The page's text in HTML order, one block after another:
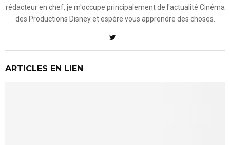
rédacteur en chef, je m'occupe principalement de l'actualité Cinéma
des Productions Disney et espère vous apprendre des choses.
ARTICLES EN LIEN